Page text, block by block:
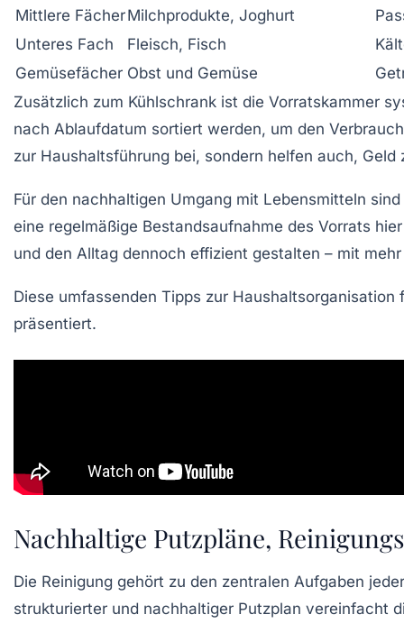
Mittlere FächerMilchprodukte, Joghurt
Unteres Fach
Fleisch, Fisch
Gemüsefächer Obst und Gemüse
Zusätzlich zum Kühlschrank ist die Vorratskammer
nach Ablaufdatum sortiert werden, um den
zur Haushaltsführung bei, sondern helfen auch, Geld
Für den nachhaltigen Umgang mit Lebensmitteln
eine regelmäßige Bestandsaufnahme des Vorrats
und den Alltag dennoch effizient gestalten – mit
Diese umfassenden Tipps zur
präsentiert.
Nachhaltige Putzpläne,
Die Reinigung gehört zu den zentralen Aufgaben
strukturierter und nachhaltiger Putzplan vereinfacht